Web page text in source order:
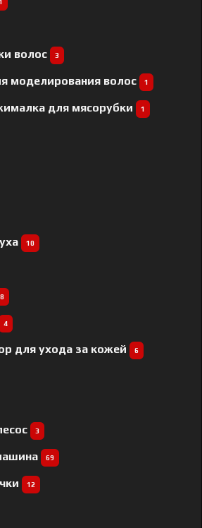
волос 3
моделирования волос 1
для мясорубки 1
10
4
для ухода за кожей 6
3
69
12